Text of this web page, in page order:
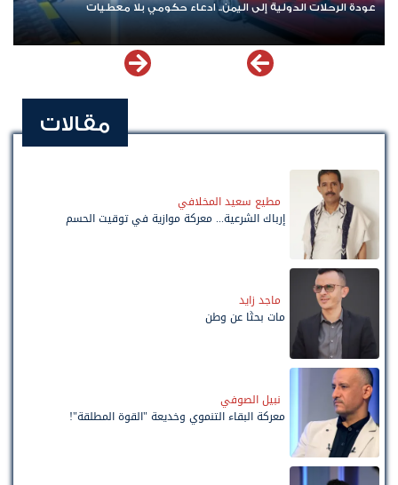
عودة الرحلات الدولية إلى اليمن.. ادعاء حكومي بلا معطيات
مقالات
مطيع سعيد المخلافي
إرباك الشرعية... معركة موازية في توقيت الحسم
ماجد زايد
مات بحثًا عن وطن
نبيل الصوفي
معركة البقاء التنموي وخديعة "القوة المطلقة"!